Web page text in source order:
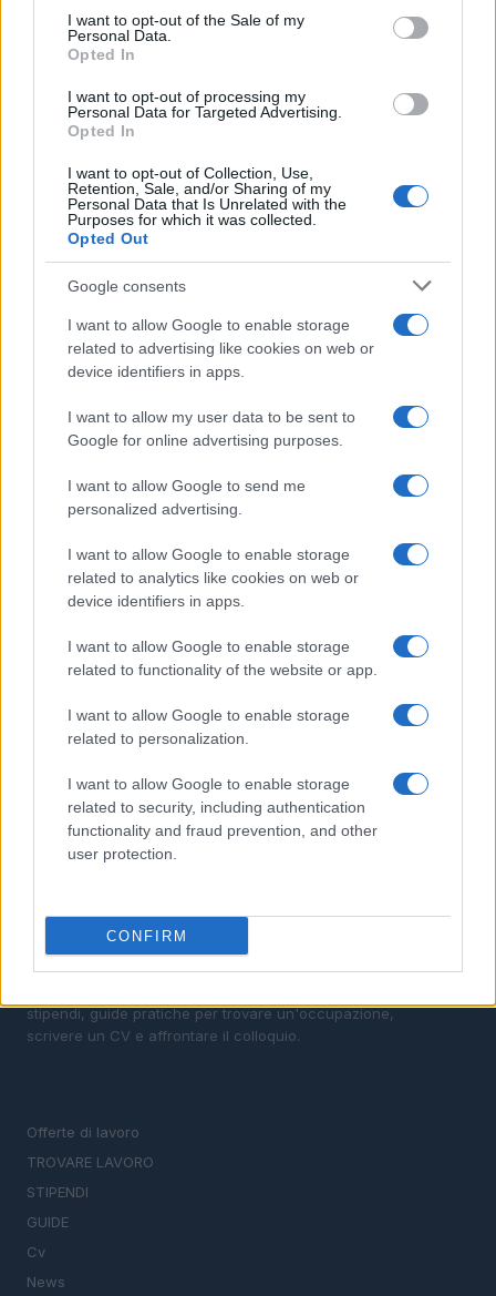
consent section.
I want to opt-out of the Sale of my
Personal Data.
Opted In
I want to opt-out of processing my
Personal Data for Targeted Advertising.
Opted In
I want to opt-out of Collection, Use,
Retention, Sale, and/or Sharing of my
Personal Data that Is Unrelated with the
Purposes for which it was collected.
Opted Out
Google consents
I want to allow Google to enable storage
related to advertising like cookies on web or
device identifiers in apps.
I want to allow my user data to be sent to
Google for online advertising purposes.
I want to allow Google to send me
personalized advertising.
I want to allow Google to enable storage
related to analytics like cookies on web or
device identifiers in apps.
I want to allow Google to enable storage
related to functionality of the website or app.
I want to allow Google to enable storage
related to personalization.
I want to allow Google to enable storage
related to security, including authentication
functionality and fraud prevention, and other
user protection.
CONFIRM
Come scegliere l’auto usata perfetta: consigli e
trucchi per un acquisto sicuro
PIÙ LETTI
Lavorare nel mondo dello sport: come aumentare
Lavoro e vacanza: Napoli settima al mondo per il
workcation
Come diventare guida turistica: percorso, esami e
tessera
competenze avanzate
12.222 assunzioni
stipendi, guide pratiche per trovare un'occupazione,
scrivere un CV e affrontare il colloquio.
Offerte di lavoro
TROVARE LAVORO
STIPENDI
GUIDE
Cv
News